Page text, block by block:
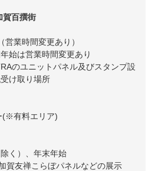
百撰街
業時間変更あり）
始は営業時間変更あり
のユニットパネル及びスタンプ設
け取り場所
(※有料エリア)
く）、年末年始
賀友禅こらぼパネルなどの展示